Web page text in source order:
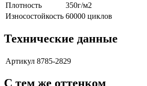
Плотность
350г/м2
Износостойкость 60000 циклов
Технические данные
Артикул 8785-2829
С тем же оттенком